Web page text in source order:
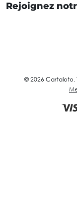
Rejoignez
© 2026 Cartaloto.